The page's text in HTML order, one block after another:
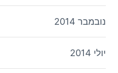
נובמבר 2014
יולי 2014